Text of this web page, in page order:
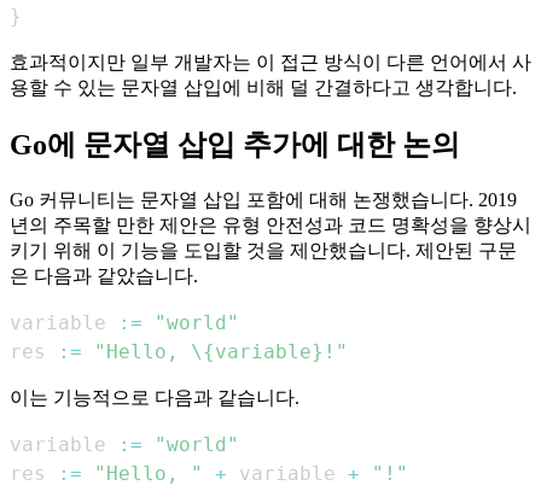
}
효과적이지만 일부 개발자는 이 접근 방식이 다른 언어에서 사
용할 수 있는 문자열 삽입에 비해 덜 간결하다고 생각합니다.
Go에 문자열 삽입 추가에 대한 논의
Go 커뮤니티는 문자열 삽입 포함에 대해 논쟁했습니다. 2019
년의 주목할 만한 제안은 유형 안전성과 코드 명확성을 향상시
키기 위해 이 기능을 도입할 것을 제안했습니다. 제안된 구문
은 다음과 같았습니다.
variable :=
"world"
res
:= "Hello, \{variable}!"
이는 기능적으로 다음과 같습니다.
variable :=
"world"
res
:= "Hello, " + variable + "!"